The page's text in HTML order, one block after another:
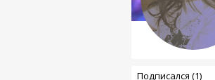
Подписался (1)